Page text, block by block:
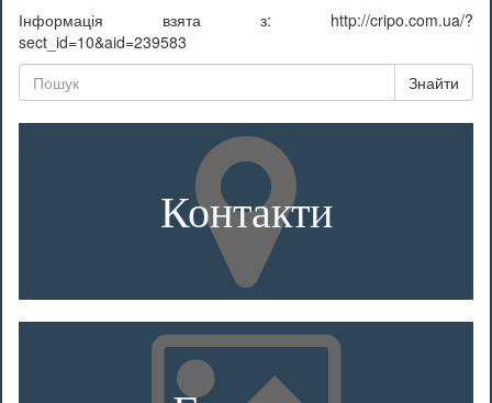
Інформація взята з: http://cripo.com.ua/?
sect_id=10&aid=239583
Знайти
Контакти